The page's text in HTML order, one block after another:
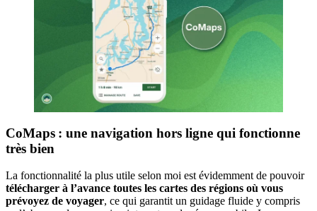
CoMaps : une navigation hors ligne qui fonctionne
très bien
La fonctionnalité la plus utile selon moi est évidemment de pouvoir
télécharger à l’avance toutes les cartes des régions où vous
prévoyez de voyager, ce qui garantit un guidage fluide y compris